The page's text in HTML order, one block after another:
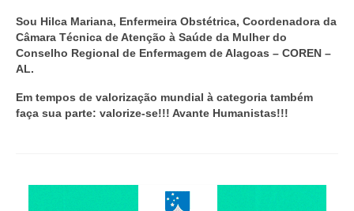
Clube de Vantagens
Valores dos serviços
Notícias
Sou Hilca Mariana, Enfermeira Obstétrica, Coordenadora da
Câmara Técnica de Atenção à Saúde da Mulher do
Conselho Regional de Enfermagem de Alagoas – COREN –
AL.
Em tempos de valorização mundial à categoria também
faça sua parte: valorize-se!!! Avante Humanistas!!!